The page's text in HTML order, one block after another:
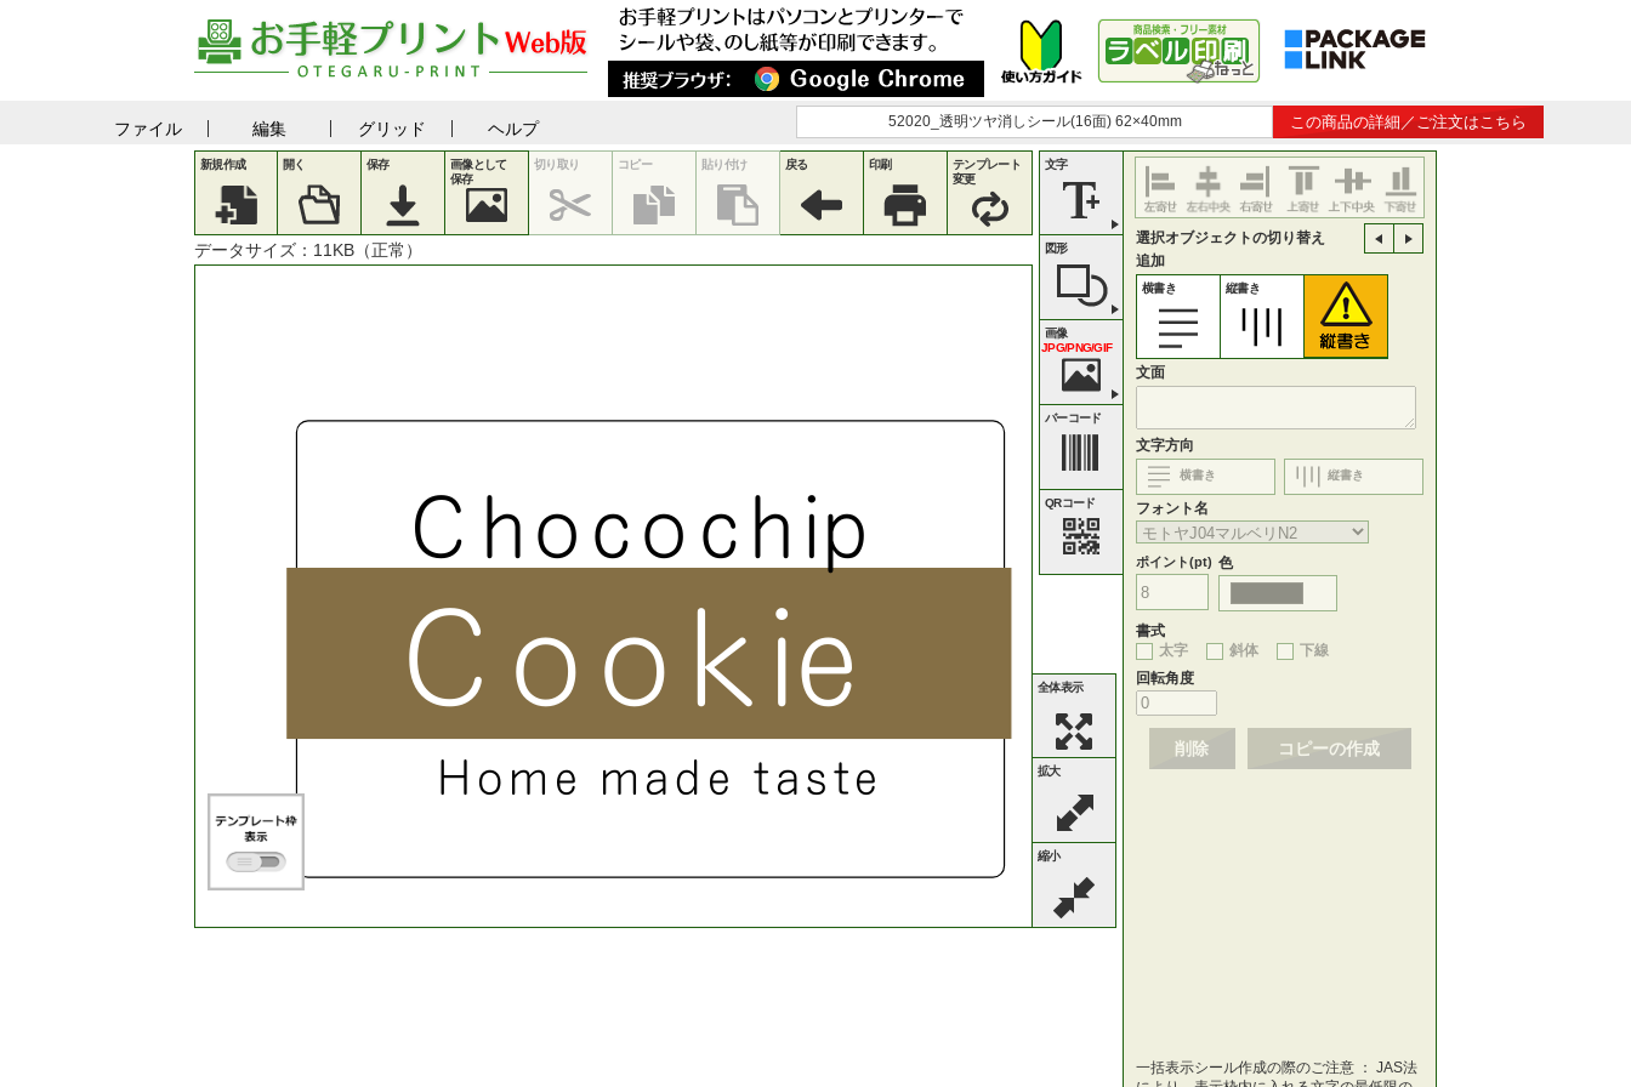
ファイル 編集 グリッド ヘルプ 52020_透明ツヤ消しシール(16面) 62×40mm この商品の詳細／ご注文はこちら
新規作成 開く 保存
画像として
保存
切り取り コピー 貼り付け 戻る 印刷
テンプレート
変更
データサイズ： 11 KB（正常）
C h o co c h ip
C o o k ie
H o m e m a d e t a ste
全体表示
拡大
縮小
文字
図形
画像
JPG/PNG/GIF
バーコード
QRコード
選択オブジェクトの切り替え
追加
横書き 縦書き
文面
文字方向
横書き 縦書き
フォント名
ポイント(pt) 色
書式
太字
斜体
下線
回転角度
削除 コピーの作成
一括表示シール作成の際のご注意 ： JAS法